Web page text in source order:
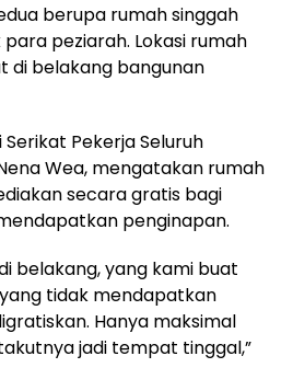
berupa rumah singgah
peziarah. Lokasi rumah
di belakang bangunan
Pekerja Seluruh
Wea, mengatakan rumah
secara gratis bagi
penginapan.
belakang, yang kami buat
tidak mendapatkan
Hanya maksimal
jadi tempat tinggal,”